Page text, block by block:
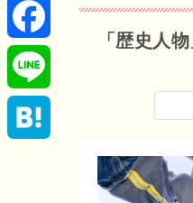
「歴史人
T
w
i
t
F
a